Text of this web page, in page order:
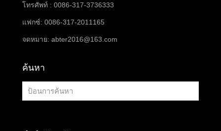
โทรศัพท์ : 0086-317-3736333
แฟกซ์: 0086-317-2011165
จดหมาย: abter2016@163.com
ค้นหา